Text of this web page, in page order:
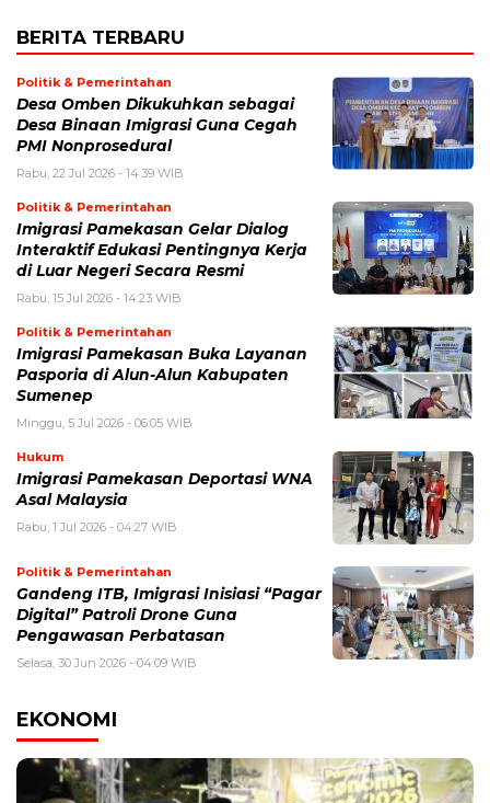
BERITA TERBARU
Politik & Pemerintahan
Desa Omben Dikukuhkan sebagai
Desa Binaan Imigrasi Guna Cegah
PMI Nonprosedural
Rabu, 22 Jul 2026 - 14:39 WIB
Politik & Pemerintahan
Imigrasi Pamekasan Gelar Dialog
Interaktif Edukasi Pentingnya Kerja
di Luar Negeri Secara Resmi
Rabu, 15 Jul 2026 - 14:23 WIB
Politik & Pemerintahan
Imigrasi Pamekasan Buka Layanan
Pasporia di Alun-Alun Kabupaten
Sumenep
Minggu, 5 Jul 2026 - 06:05 WIB
Hukum
Imigrasi Pamekasan Deportasi WNA
Asal Malaysia
Rabu, 1 Jul 2026 - 04:27 WIB
Politik & Pemerintahan
Gandeng ITB, Imigrasi Inisiasi “Pagar
Digital” Patroli Drone Guna
Pengawasan Perbatasan
Selasa, 30 Jun 2026 - 04:09 WIB
EKONOMI